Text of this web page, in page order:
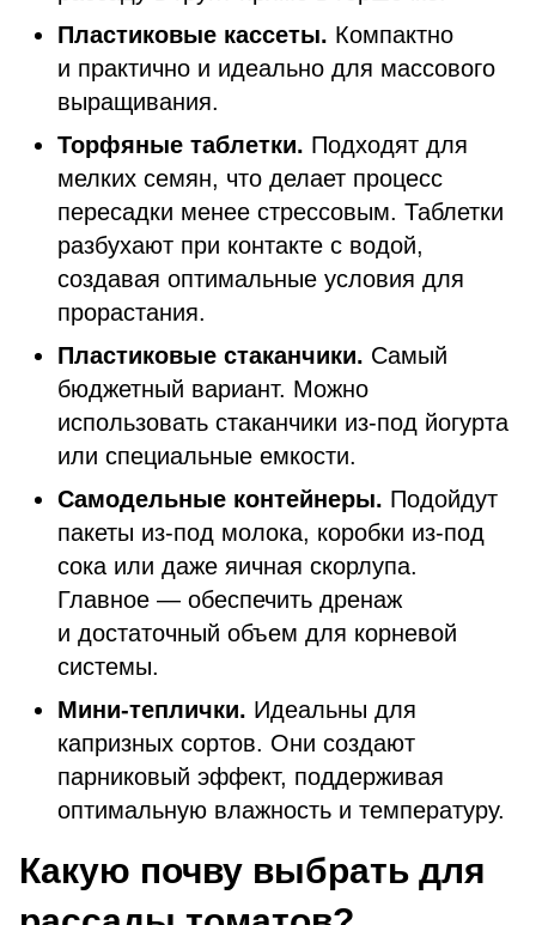
Пластиковые кассеты. Компактно
и практично и идеально для массового
выращивания.
Торфяные таблетки. Подходят для
мелких семян, что делает процесс
пересадки менее стрессовым. Таблетки
разбухают при контакте с водой,
создавая оптимальные условия для
прорастания.
Пластиковые стаканчики. Самый
бюджетный вариант. Можно
использовать стаканчики из-под йогурта
или специальные емкости.
Самодельные контейнеры. Подойдут
пакеты из-под молока, коробки из-под
сока или даже яичная скорлупа.
Главное — обеспечить дренаж
и достаточный объем для корневой
системы.
Мини-теплички. Идеальны для
капризных сортов. Они создают
парниковый эффект, поддерживая
оптимальную влажность и температуру.
Какую почву выбрать для